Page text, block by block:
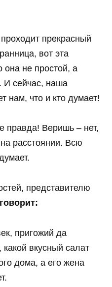
прекрасный
вот эта
она не простой, а
И сейчас, наша
нам, что и кто думает!
правда! Веришь – нет,
расстоянии. Всю
представителю
говорит:
пригожий да
вкусный салат
дома, а его жена